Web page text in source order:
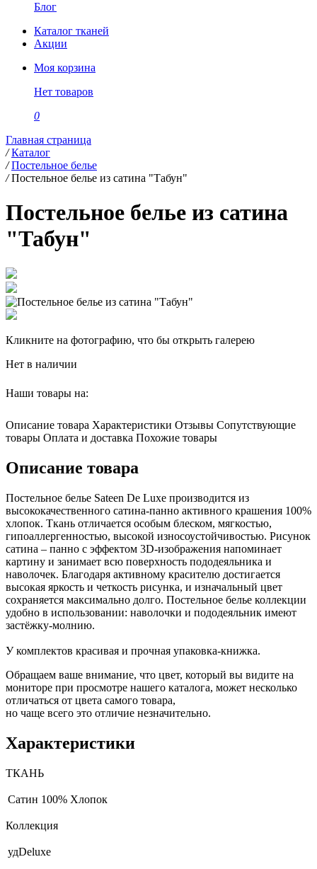
Блог
Каталог тканей
Акции
Моя корзина
Нет товаров
0
Главная страница
/ Каталог
/ Постельное белье
/ Постельное белье из сатина "Табун"
Постельное белье из сатина
"Табун"
Кликните на фотографию, что бы открыть галерею
Нет в наличии
Наши товары на:
Описание товара Характеристики Отзывы Сопутствующие
товары Оплата и доставка Похожие товары
Описание товара
Постельное белье Sateen De Luxe производится из
высококачественного сатина-панно активного крашения 100%
хлопок. Ткань отличается особым блеском, мягкостью,
гипоаллергенностью, высокой износоустойчивостью. Рисунок
сатина – панно с эффектом 3D-изображения напоминает
картину и занимает всю поверхность пододеяльника и
наволочек. Благодаря активному красителю достигается
высокая яркость и четкость рисунка, и изначальный цвет
сохраняется максимально долго. Постельное белье коллекции
удобно в использовании: наволочки и пододеяльник имеют
застёжку-молнию.
У комплектов красивая и прочная упаковка-книжка.
Обращаем ваше внимание, что цвет, который вы видите на
мониторе при просмотре нашего каталога, может несколько
отличаться от цвета самого товара,
но чаще всего это отличие незначительно.
Характеристики
ТКАНЬ
Сатин 100% Хлопок
Коллекция
удDeluxe